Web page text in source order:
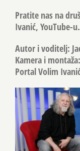
Pratite nas na
Ivanić, YouTube-
Autor i voditelj:
Kamera i
Portal Volim